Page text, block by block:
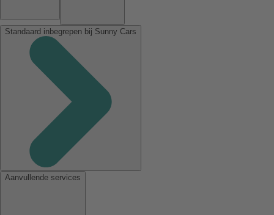
Standaard inbegrepen bij Sunny Cars
Aanvullende services